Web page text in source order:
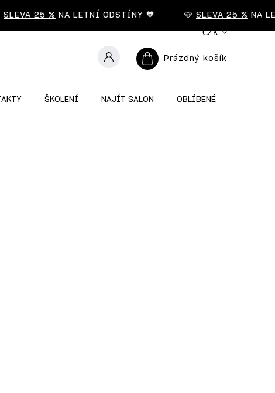
25 % NA LETNÍ ODSTÍNY 🧡 🩵SLEVA 25 % NA
CZK
Prázdný košík
ŠKOLENÍ NAJÍT SALON OBLÍBENÉ